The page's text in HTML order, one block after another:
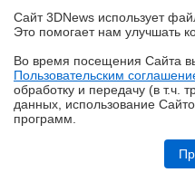
Обзор Midea VCR V15 EVO
© 1997—2026 Электронное
выдано Федеральной Службой по
массовых коммуникаций и
При цитировании документа ссылка на
заимствование
российского и международного
Сайт 3DNews использует
Это помогает нам улучшать
Во время посещения Cайта
Пользовательским
обработку и передачу (в т.ч.
данных, использование
программ.